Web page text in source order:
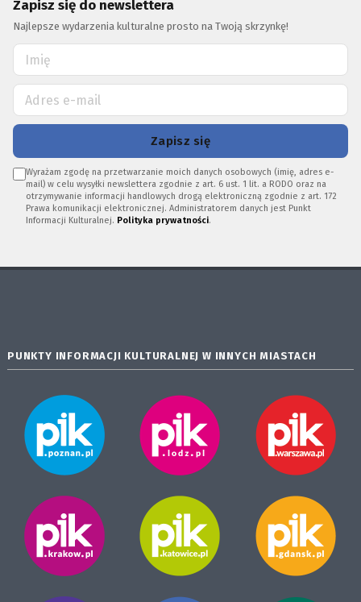
Zapisz się do newslettera
Najlepsze wydarzenia kulturalne prosto na Twoją skrzynkę!
Zapisz się
Wyrażam zgodę na przetwarzanie moich danych osobowych (imię, adres e-
mail) w celu wysyłki newslettera zgodnie z art. 6 ust. 1 lit. a RODO oraz na
otrzymywanie informacji handlowych drogą elektroniczną zgodnie z art. 172
Prawa komunikacji elektronicznej. Administratorem danych jest Punkt
Informacji Kulturalnej. Polityka prywatności.
PUNKTY INFORMACJI KULTURALNEJ W INNYCH MIASTACH